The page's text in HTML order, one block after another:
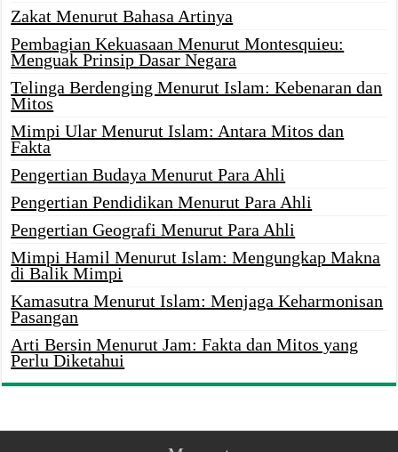
Zakat Menurut Bahasa Artinya
Pembagian Kekuasaan Menurut Montesquieu:
Menguak Prinsip Dasar Negara
Telinga Berdenging Menurut Islam: Kebenaran dan
Mitos
Mimpi Ular Menurut Islam: Antara Mitos dan
Fakta
Pengertian Budaya Menurut Para Ahli
Pengertian Pendidikan Menurut Para Ahli
Pengertian Geografi Menurut Para Ahli
Mimpi Hamil Menurut Islam: Mengungkap Makna
di Balik Mimpi
Kamasutra Menurut Islam: Menjaga Keharmonisan
Pasangan
Arti Bersin Menurut Jam: Fakta dan Mitos yang
Perlu Diketahui